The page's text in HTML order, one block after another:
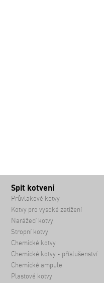
Spit kotvení
Průvlakové kotvy
Kotvy pro vysoké zatížení
Narážecí kotvy
Stropní kotvy
Chemické kotvy
Chemické kotvy - příslušenství
Chemické ampule
Plastové kotvy